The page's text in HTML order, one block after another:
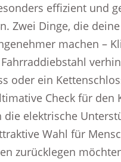
effizient und
Zwei Dinge, die deine
machen –
oder ein
Check für den
die elektrische
Wahl für
zurücklegen